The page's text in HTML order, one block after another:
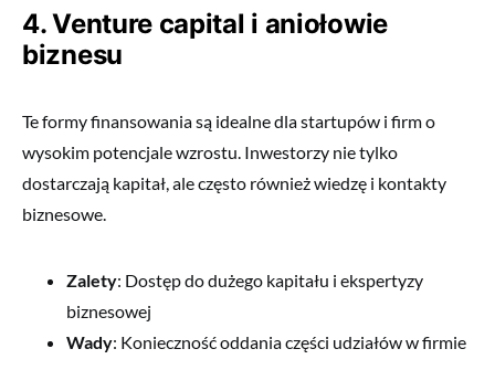
4. Venture capital i aniołowie
biznesu
Te formy finansowania są idealne dla startupów i firm o
wysokim potencjale wzrostu. Inwestorzy nie tylko
dostarczają kapitał, ale często również wiedzę i kontakty
biznesowe.
Zalety: Dostęp do dużego kapitału i ekspertyzy
biznesowej
Wady: Konieczność oddania części udziałów w firmie